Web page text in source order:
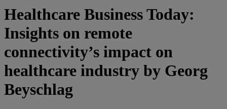
Healthcare Business Today:
Insights on remote
connectivity’s impact on
healthcare industry by Georg
Beyschlag